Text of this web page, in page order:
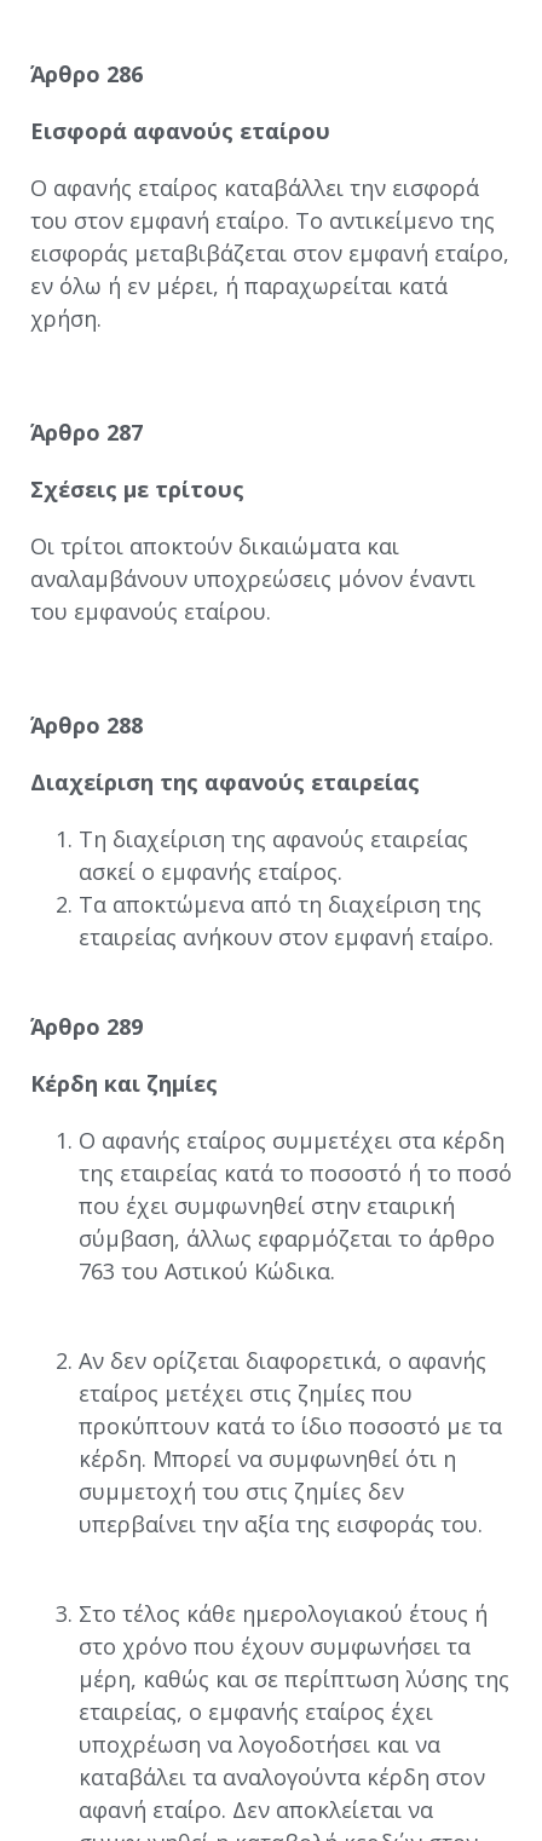
Άρθρο 286
Εισφορά αφανούς εταίρου
Ο αφανής εταίρος καταβάλλει την εισφορά
του στον εμφανή εταίρο. Το αντικείμενο της
εισφοράς μεταβιβάζεται στον εμφανή εταίρο,
εν όλω ή εν μέρει, ή παραχωρείται κατά
χρήση.
Άρθρο 287
Σχέσεις με τρίτους
Οι τρίτοι αποκτούν δικαιώματα και
αναλαμβάνουν υποχρεώσεις μόνον έναντι
του εμφανούς εταίρου.
Άρθρο 288
Διαχείριση της αφανούς εταιρείας
Τη διαχείριση της αφανούς εταιρείας
ασκεί ο εμφανής εταίρος.
Τα αποκτώμενα από τη διαχείριση της
εταιρείας ανήκουν στον εμφανή εταίρο.
Άρθρο 289
Κέρδη και ζημίες
Ο αφανής εταίρος συμμετέχει στα κέρδη
της εταιρείας κατά το ποσοστό ή το ποσό
που έχει συμφωνηθεί στην εταιρική
σύμβαση, άλλως εφαρμόζεται το άρθρο
763 του Αστικού Κώδικα.
Αν δεν ορίζεται διαφορετικά, ο αφανής
εταίρος μετέχει στις ζημίες που
προκύπτουν κατά το ίδιο ποσοστό με τα
κέρδη. Μπορεί να συμφωνηθεί ότι η
συμμετοχή του στις ζημίες δεν
υπερβαίνει την αξία της εισφοράς του.
Στο τέλος κάθε ημερολογιακού έτους ή
στο χρόνο που έχουν συμφωνήσει τα
μέρη, καθώς και σε περίπτωση λύσης της
εταιρείας, ο εμφανής εταίρος έχει
υποχρέωση να λογοδοτήσει και να
καταβάλει τα αναλογούντα κέρδη στον
αφανή εταίρο. Δεν αποκλείεται να